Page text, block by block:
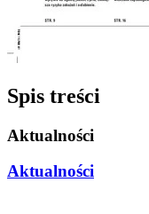
Spis treści
Aktualności
Aktualności